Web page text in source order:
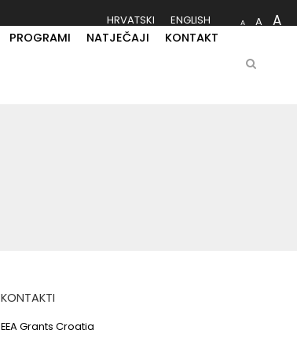
HRVATSKI ENGLISH A A A
PROGRAMI NATJEČAJI KONTAKT
KONTAKTI
EEA Grants Croatia